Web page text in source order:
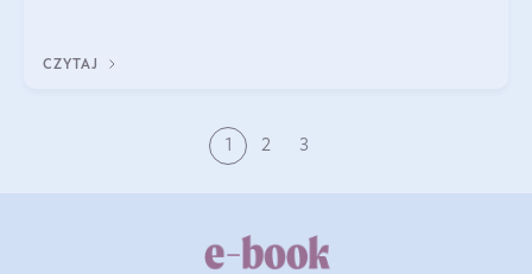
CZYTAJ
1 2 3